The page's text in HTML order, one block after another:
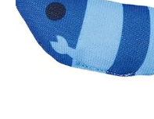
ACCOUNT MENU
ようこそ ゲスト 様